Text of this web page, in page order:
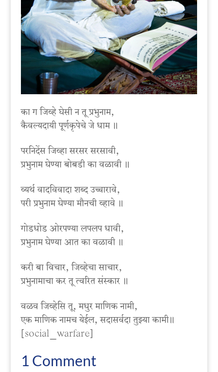
का ग जिव्हे घेसी न तू प्रभुनाम,
कैवल्यदायी पूर्णकृपेचे जे धाम ॥
परनिदेंस जिव्हा सरसर सरसावी,
प्रभुनाम घेण्या बोबडी का वळावी ॥
व्यर्थ वादविवादा शब्द उच्चारावे,
परी प्रभुनाम घेण्या मौनची व्हावे ॥
गोडधोड ओरपण्या लपलप धावी,
प्रभुनाम घेण्या आत का वळावी ॥
करी बा विचार, जिव्हेचा साचार,
प्रभुनामाचा कर तू त्वरित संस्कार ॥
वळव जिव्हेसि तू, मधुर माणिक नामी,
एक माणिक नामच येईल, सदासर्वदा तुझ्या कामी॥
[social_warfare]
1 Comment